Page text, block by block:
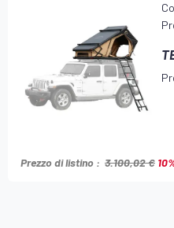
Prezzo di listino : 3.100,02 €